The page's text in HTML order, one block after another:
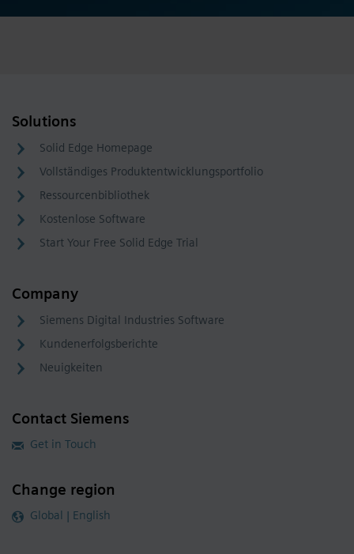
Solutions
Solid Edge Homepage
Vollständiges Produktentwicklungsportfolio
Ressourcenbibliothek
Kostenlose Software
Start Your Free Solid Edge Trial
Company
Siemens Digital Industries Software
Kundenerfolgsberichte
Neuigkeiten
Contact Siemens
Get in Touch
Change region
Global | English